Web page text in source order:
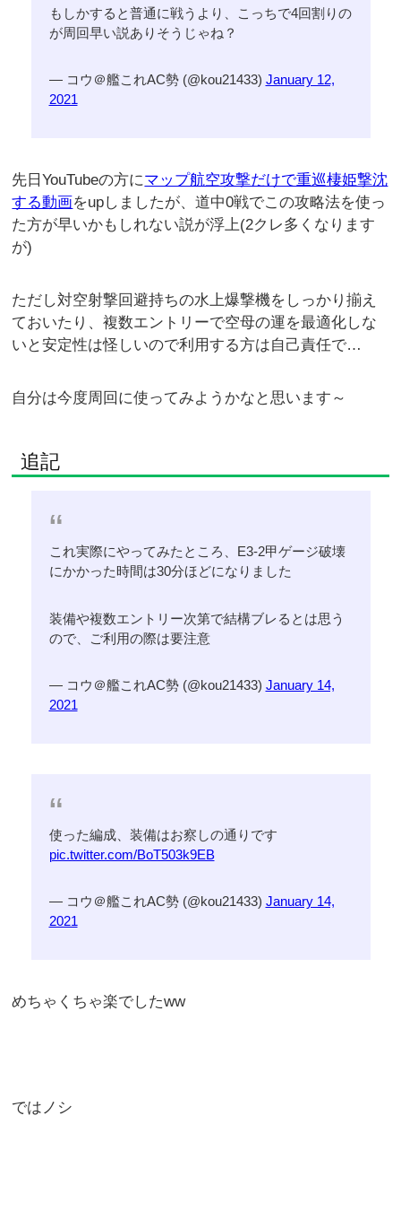
もしかすると普通に戦うより、こっちで4回割りの
が周回早い説ありそうじゃね？
— コウ＠艦これAC勢 (@kou21433) January 12,
2021
先日YouTubeの方にマップ航空攻撃だけで重巡棲姫撃沈
する動画をupしましたが、道中0戦でこの攻略法を使っ
た方が早いかもしれない説が浮上(2クレ多くなります
が)
ただし対空射撃回避持ちの水上爆撃機をしっかり揃え
ておいたり、複数エントリーで空母の運を最適化しな
いと安定性は怪しいので利用する方は自己責任で…
自分は今度周回に使ってみようかなと思います～
追記
これ実際にやってみたところ、E3-2甲ゲージ破壊
にかかった時間は30分ほどになりました
装備や複数エントリー次第で結構ブレるとは思う
ので、ご利用の際は要注意
— コウ＠艦これAC勢 (@kou21433) January 14,
2021
使った編成、装備はお察しの通りです
pic.twitter.com/BoT503k9EB
— コウ＠艦これAC勢 (@kou21433) January 14,
2021
めちゃくちゃ楽でしたww
ではノシ